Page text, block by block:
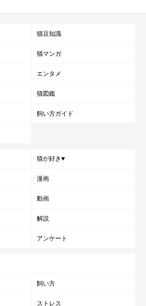
猫豆知識
猫マンガ
エンタメ
猫図鑑
飼い方ガイド
猫が好き♥
漫画
動画
解説
アンケート
飼い方
ストレス